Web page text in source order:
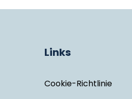
Links
Cookie-Richtlinie